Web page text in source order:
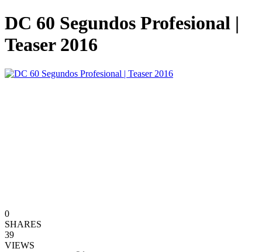
DC 60 Segundos Profesional |
Teaser 2016
0
SHARES
39
VIEWS